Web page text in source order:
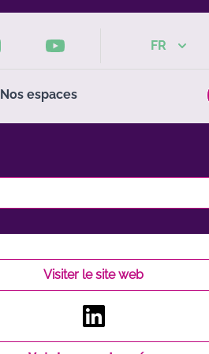
Nos espaces
FR
Visiter le site web